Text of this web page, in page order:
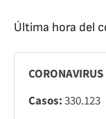
Última hora del
CORONAVIRUS
Casos:330.123